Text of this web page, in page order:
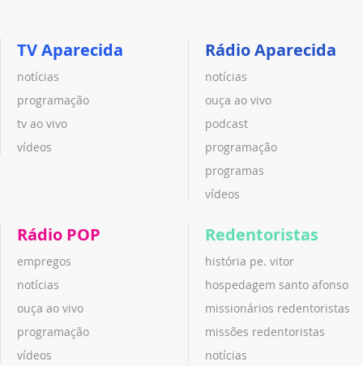
TV Aparecida
notícias
programação
tv ao vivo
vídeos
Rádio Aparecida
notícias
ouça ao vivo
podcast
programação
programas
vídeos
Rádio POP
empregos
notícias
ouça ao vivo
programação
vídeos
Redentoristas
história pe. vitor
hospedagem santo afonso
missionários redentoristas
missões redentoristas
notícias